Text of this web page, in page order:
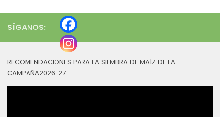
SÍGANOS:
RECOMENDACIONES PARA LA SIEMBRA DE MAÍZ DE LA
CAMPAÑA2026-27